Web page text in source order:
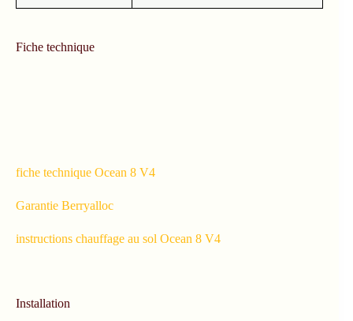
Fiche technique
fiche technique Ocean 8 V4
Garantie Berryalloc
instructions chauffage au sol Ocean 8 V4
Installation